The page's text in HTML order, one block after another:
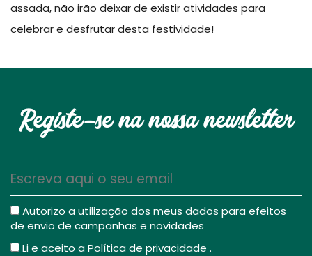
assada, não irão deixar de existir atividades para
celebrar e desfrutar desta festividade!
Registe-se na nossa newsletter
Autorizo a utilização dos meus dados para efeitos
de envio de campanhas e novidades
Li e aceito aPolítica de privacidade .